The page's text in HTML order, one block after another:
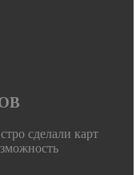
сделали карт